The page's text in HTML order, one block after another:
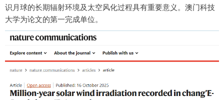
识月球的长期辐射环境及太空风化过程具有重要意义。澳门科技
大学为论文的第一完成单位。